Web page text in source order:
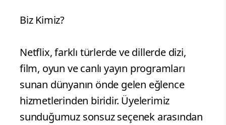
Biz Kimiz?
Netflix, farklı türlerde ve dillerde dizi,
film, oyun ve canlı yayın programları
sunan dünyanın önde gelen eğlence
hizmetlerinden biridir. Üyelerimiz
sunduğumuz sonsuz seçenek arasından